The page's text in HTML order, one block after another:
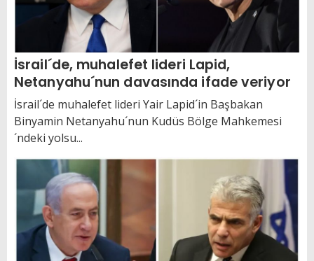
İsrail´de, muhalefet lideri Lapid,
Netanyahu´nun davasında ifade veriyor
İsrail´de muhalefet lideri Yair Lapid´in Başbakan
Binyamin Netanyahu´nun Kudüs Bölge Mahkemesi
´ndeki yolsu...